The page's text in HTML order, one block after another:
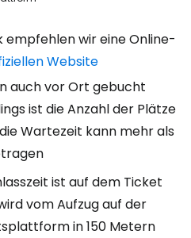
empfehlen wir eine Online-
Website
auch vor Ort gebucht
ist die Anzahl der Plätze
Wartezeit kann mehr als
ist auf dem Ticket
vom Aufzug auf der
in 150 Metern